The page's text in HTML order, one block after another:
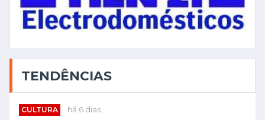
TENDÊNCIAS
CULTURA há 6 dias